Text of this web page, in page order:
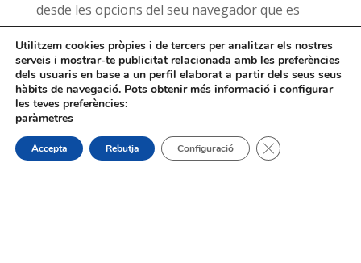
desde les opcions del seu navegador que es
troben generalment al menú d’opcios, en la
secció de «Privacitat». (Per favor, consulte
l’ajuda del seu navegador per a més
informació.)
Utilitzem cookies pròpies i de tercers per analitzar els nostres
serveis i mostrar-te publicitat relacionada amb les preferències
dels usuaris en base a un perfil elaborat a partir dels seus seus
hàbits de navegació. Pots obtenir més informació i configurar
les teves preferències:
paràmetres
Accepta Rebutja Configuració Tanca el bàner de